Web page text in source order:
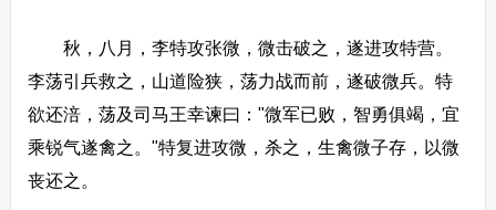
秋，八月，李特攻张微，微击破之，遂进攻特营。
李荡引兵救之，山道险狭，荡力战而前，遂破微兵。特
欲还涪，荡及司马王幸谏曰："微军已败，智勇俱竭，宜
乘锐气遂禽之。"特复进攻微，杀之，生禽微子存，以微
丧还之。